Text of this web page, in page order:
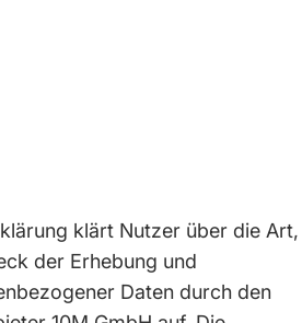
klärt Nutzer über die Art,
der Erhebung und
Daten durch den